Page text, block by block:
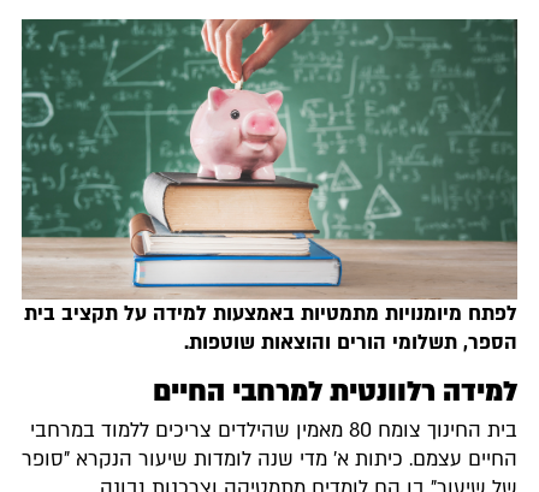
מיומנויות מתמטיות באמצעות למידה על תקציב בית
תשלומי הורים והוצאות שוטפות.
רלוונטית למרחבי החיים
בית החינוך צומח 80 מאמין שהילדים צריכים ללמוד במרחבי
עצמם. כיתות א' מדי שנה לומדות שיעור הנקרא "סופר